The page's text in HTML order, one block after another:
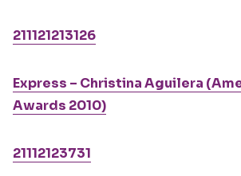
211121213126
Express – Christina Aguilera
Awards 2010)
21112123731